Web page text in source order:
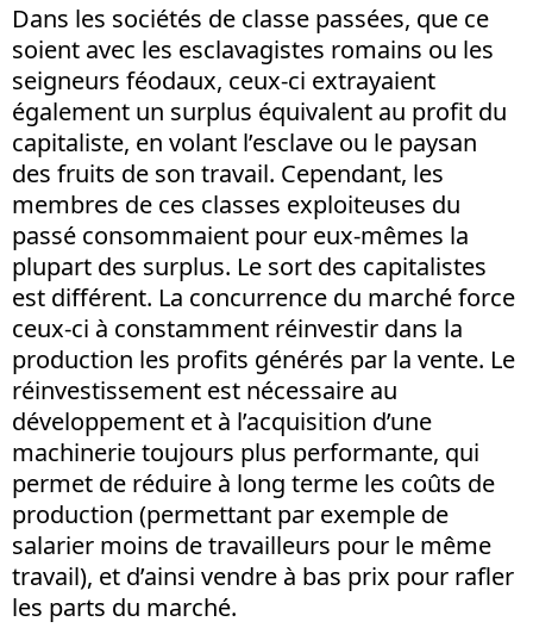
Dans les sociétés de classe passées, que ce
soient avec les esclavagistes romains ou les
seigneurs féodaux, ceux-ci extrayaient
également un surplus équivalent au profit du
capitaliste, en volant l’esclave ou le paysan
des fruits de son travail. Cependant, les
membres de ces classes exploiteuses du
passé consommaient pour eux-mêmes la
plupart des surplus. Le sort des capitalistes
est différent. La concurrence du marché force
ceux-ci à constamment réinvestir dans la
production les profits générés par la vente. Le
réinvestissement est nécessaire au
développement et à l’acquisition d’une
machinerie toujours plus performante, qui
permet de réduire à long terme les coûts de
production (permettant par exemple de
salarier moins de travailleurs pour le même
travail), et d’ainsi vendre à bas prix pour rafler
les parts du marché.